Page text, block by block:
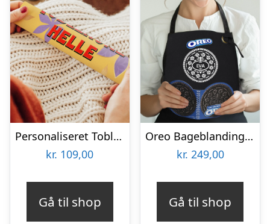
Personaliseret Toblerone – Mors Dag
kr. 109,00
Gå til shop
Oreo Bageblanding Gaveæske med navn og/eller billede
kr. 249,00
Gå til shop